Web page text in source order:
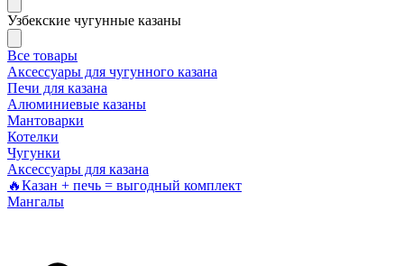
Узбекские чугунные казаны
Все товары
Аксессуары для чугунного казана
Печи для казана
Алюминиевые казаны
Мантоварки
Котелки
Чугунки
Аксессуары для казана
🔥Казан + печь = выгодный комплект
Мангалы